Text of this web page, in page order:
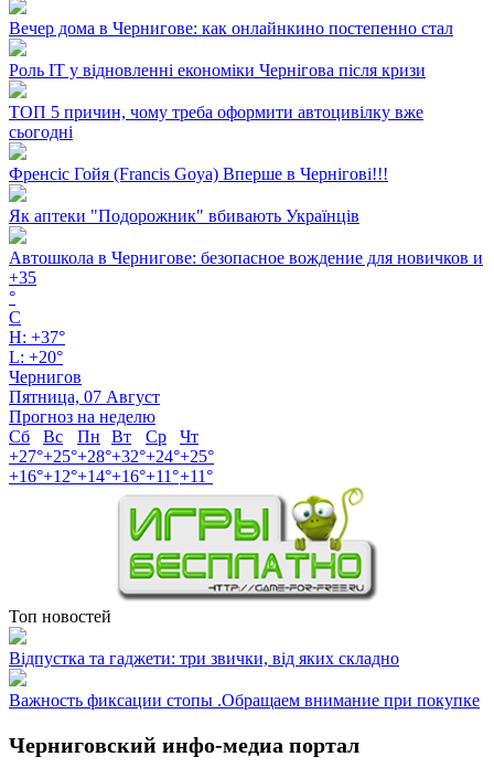
Вечер дома в Чернигове: как онлайнкино постепенно стал
Роль ІТ у відновленні економіки Чернігова після кризи
ТОП 5 причин, чому треба оформити автоцивілку вже
сьогодні
Френсіс Гойя (Francis Goya) Вперше в Чернігові!!!
Як аптеки "Подорожник" вбивають Українців
Автошкола в Чернигове: безопасное вождение для новичков и
+35
°
C
H: +37°
L: +20°
Чернигов
Пятница, 07 Август
Прогноз на неделю
Сб
Вс Пн Вт Ср
Чт
+27°+25°+28°+32°+24°+25°
+16°+12°+14°+16°+11°+11°
Топ новостей
Відпустка та гаджети: три звички, від яких складно
Важность фиксации стопы .Обращаем внимание при покупке
Черниговский инфо-медиа портал